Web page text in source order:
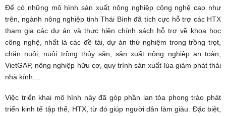
Để có những mô hình sản xuất nông nghiệp công nghệ cao như
trên, ngành nông nghiệp tỉnh Thái Bình đã tích cực hỗ trợ các HTX
tham gia các dự án và thực hiện chính sách hỗ trợ về khoa học
công nghệ, nhất là các đề tài, dự án thử nghiệm trong trồng trọt,
chăn nuôi, nuôi trồng thủy sản, sản xuất nông nghiệp an toàn,
VietGAP, nông nghiệp hữu cơ, quy trình sản xuất lúa giảm phát thải
nhà kính....
Việc triển khai mô hình này đã góp phần lan tỏa phong trào phát
triển kinh tế tập thể, HTX, từ đó giúp người dân làm giàu. Đặc biệt,